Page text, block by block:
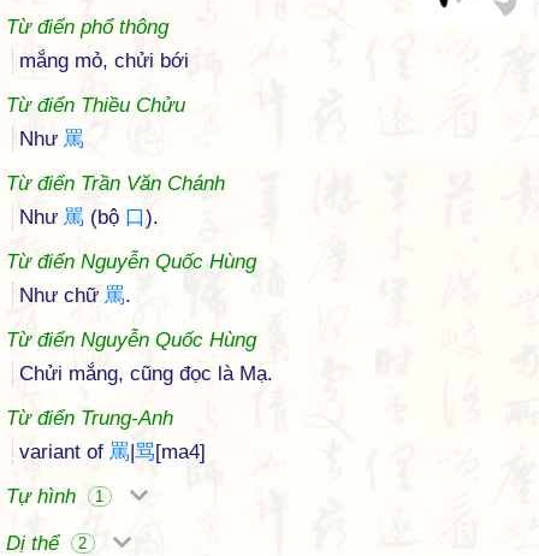
Từ điển phổ thông
mắng mỏ, chửi bới
Từ điển Thiều Chửu
Như 罵
Từ điển Trần Văn Chánh
Như 駡 (bộ 口).
Từ điển Nguyễn Quốc Hùng
Như chữ 罵.
Từ điển Nguyễn Quốc Hùng
Chửi mắng, cũng đọc là Mạ.
Từ điển Trung-Anh
variant of 罵|骂[ma4]
Tự hình
1
Dị thể 2